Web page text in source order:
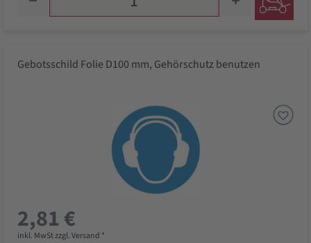
Gebotsschild Folie D100 mm, Gehörschutz benutzen
2,81 €
inkl. MwSt zzgl. Versand *